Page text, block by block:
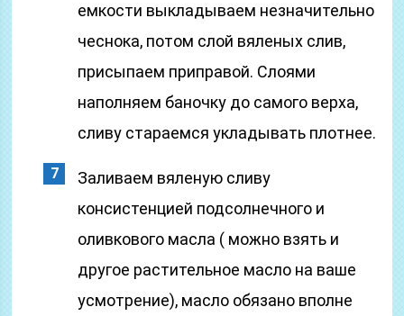
емкости выкладываем незначительно
чеснока, потом слой вяленых слив,
присыпаем приправой. Слоями
наполняем баночку до самого верха,
сливу стараемся укладывать плотнее.
Заливаем вяленую сливу
консистенцией подсолнечного и
оливкового масла ( можно взять и
другое растительное масло на ваше
усмотрение), масло обязано вполне